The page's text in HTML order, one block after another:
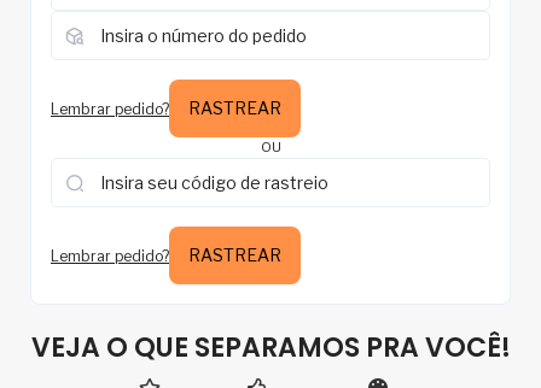
Lembrar pedido? RASTREAR
OU
Lembrar pedido? RASTREAR
VEJA O QUE SEPARAMOS PRA VOCÊ!